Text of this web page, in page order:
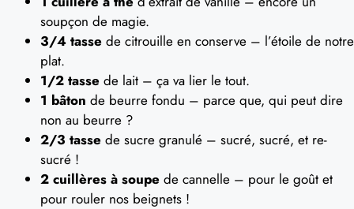
soupçon de magie.
3/4 tasse de citrouille en conserve – l’étoile de notre
plat.
1/2 tasse de lait – ça va lier le tout.
1 bâton de beurre fondu – parce que, qui peut dire
non au beurre ?
2/3 tasse de sucre granulé – sucré, sucré, et re-
sucré !
2 cuillères à soupe de cannelle – pour le goût et
pour rouler nos beignets !